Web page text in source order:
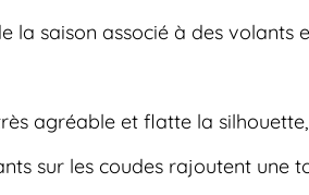
la saison associé à des volants
agréable et flatte la silhouette,
sur les coudes rajoutent une